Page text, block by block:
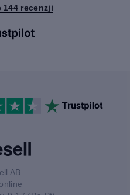
144 recenzji
AB